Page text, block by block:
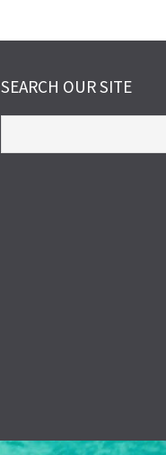
SEARCH OUR SITE